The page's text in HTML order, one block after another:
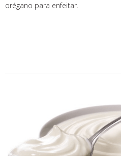
orégano para enfeitar.